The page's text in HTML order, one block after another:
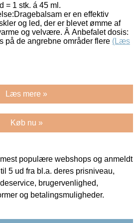
= 1 stk. á 45 ml.
er en effektiv
og led, der er blevet ømme af
og velvære. Â Anbefalet dosis:
på de angrebne områder flere (Læs
Læs mere »
Køb nu »
populære webshops og anmeldt
5 ud fra bl.a. deres prisniveau,
brugervenlighed,
og betalingsmuligheder.